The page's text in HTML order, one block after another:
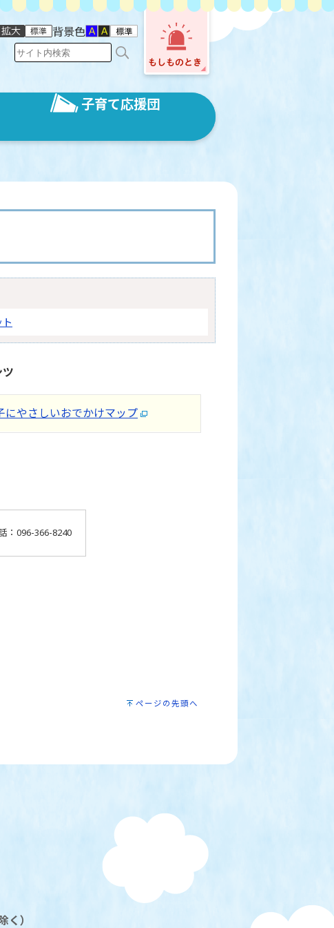
背景色
子育て応援団
にやさしいおでかけマップ
：096-366-8240
ページの先頭へ
）